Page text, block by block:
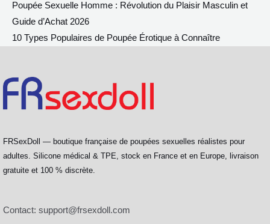
Poupée Sexuelle Homme : Révolution du Plaisir Masculin et
Guide d’Achat 2026
10 Types Populaires de Poupée Érotique à Connaître
FRSexDoll — boutique française de poupées sexuelles réalistes pour
adultes. Silicone médical & TPE, stock en France et en Europe, livraison
gratuite et 100 % discrète.
Contact: support@frsexdoll.com